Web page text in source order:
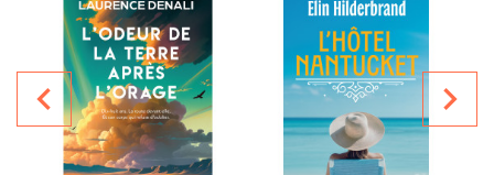
navigate_before navigate_next